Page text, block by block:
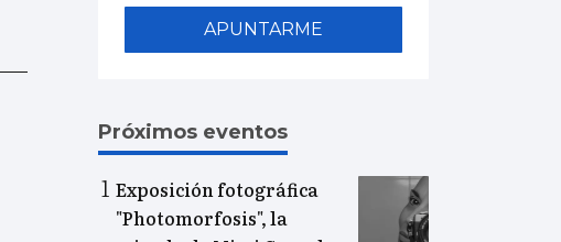
APUNTARME
Próximos eventos
Exposición fotográfica
"Photomorfosis", la